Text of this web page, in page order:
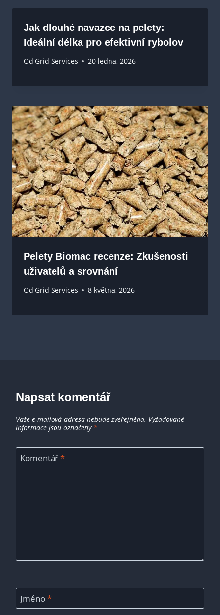
Jak dlouhé navazce na pelety:
Ideální délka pro efektivní rybolov
Od Grid Services 20 ledna, 2026
Pelety Biomac recenze: Zkušenosti
uživatelů a srovnání
Od Grid Services 8 května, 2026
Napsat komentář
Vaše e-mailová adresa nebude zveřejněna. Vyžadované
informace jsou označeny *
Komentář*
Jméno*